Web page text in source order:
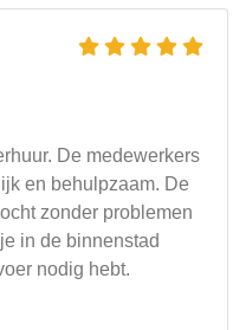
De medewerkers
en behulpzaam. De
zonder problemen
in de binnenstad
nodig hebt.